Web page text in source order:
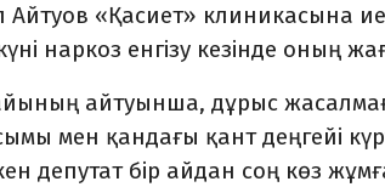
Айтуов «Қасиет» клиникасына
наркоз енгізу кезінде оның
айтуынша, дұрыс
мен қандағы қант деңгейі
депутат бір айдан соң көз